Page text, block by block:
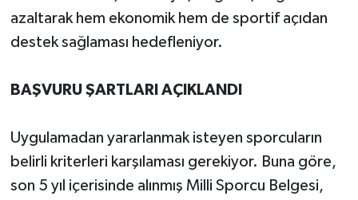
azaltarak hem ekonomik hem de sportif açıdan
destek sağlaması hedefleniyor.
BAŞVURU ŞARTLARI AÇIKLANDI
Uygulamadan yararlanmak isteyen sporcuların
belirli kriterleri karşılaması gerekiyor. Buna göre,
son 5 yıl içerisinde alınmış Milli Sporcu Belgesi,